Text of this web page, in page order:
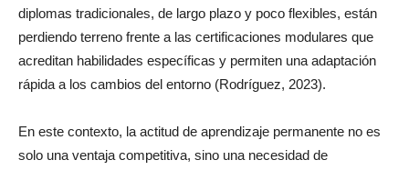
diplomas tradicionales, de largo plazo y poco flexibles, están
perdiendo terreno frente a las certificaciones modulares que
acreditan habilidades específicas y permiten una adaptación
rápida a los cambios del entorno (Rodríguez, 2023).
En este contexto, la actitud de aprendizaje permanente no es
solo una ventaja competitiva, sino una necesidad de